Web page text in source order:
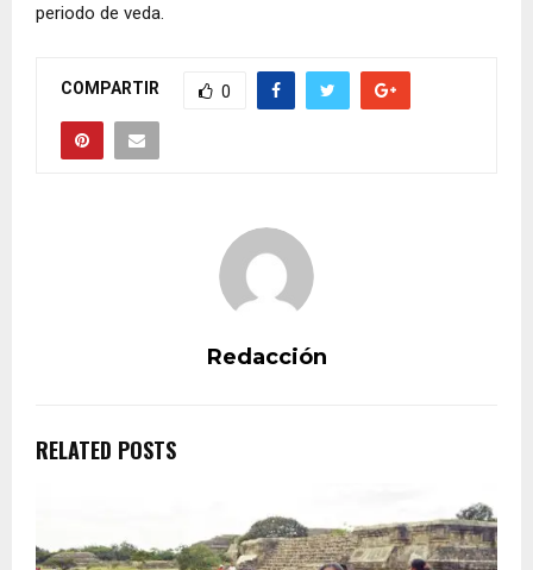
periodo de veda.
COMPARTIR 0
Redacción
RELATED POSTS